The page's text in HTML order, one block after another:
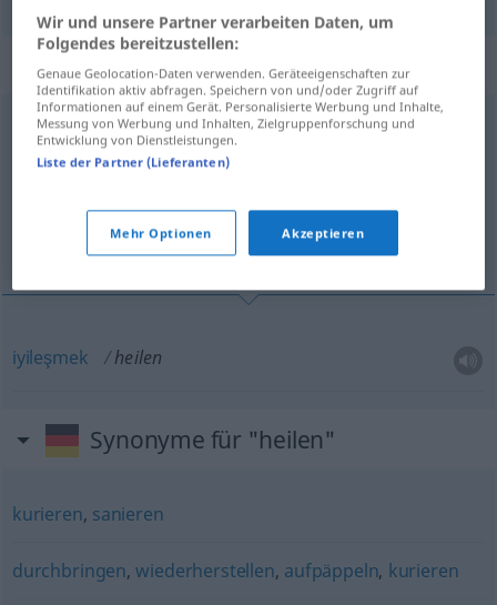
„heilen“: intransitives Verb
heilenv/i <h. ;s.>
Übersicht aller Übersetzungen
iyileşmek
iyileşmek heilen
Synonyme für "heilen"
kurieren, sanieren
durchbringen,wiederherstellen, aufpäppeln, kurieren
Wir und unsere Partner verarbeiten Daten, um
Folgendes bereitzustellen:
Genaue Geolocation-Daten verwenden. Geräteeigenschaften zur
Identifikation aktiv abfragen. Speichern von und/oder Zugriff auf
Informationen auf einem Gerät. Personalisierte Werbung und Inhalte,
Messung von Werbung und Inhalten, Zielgruppenforschung und
Entwicklung von Dienstleistungen.
Liste der Partner (Lieferanten)
Mehr Optionen Akzeptieren